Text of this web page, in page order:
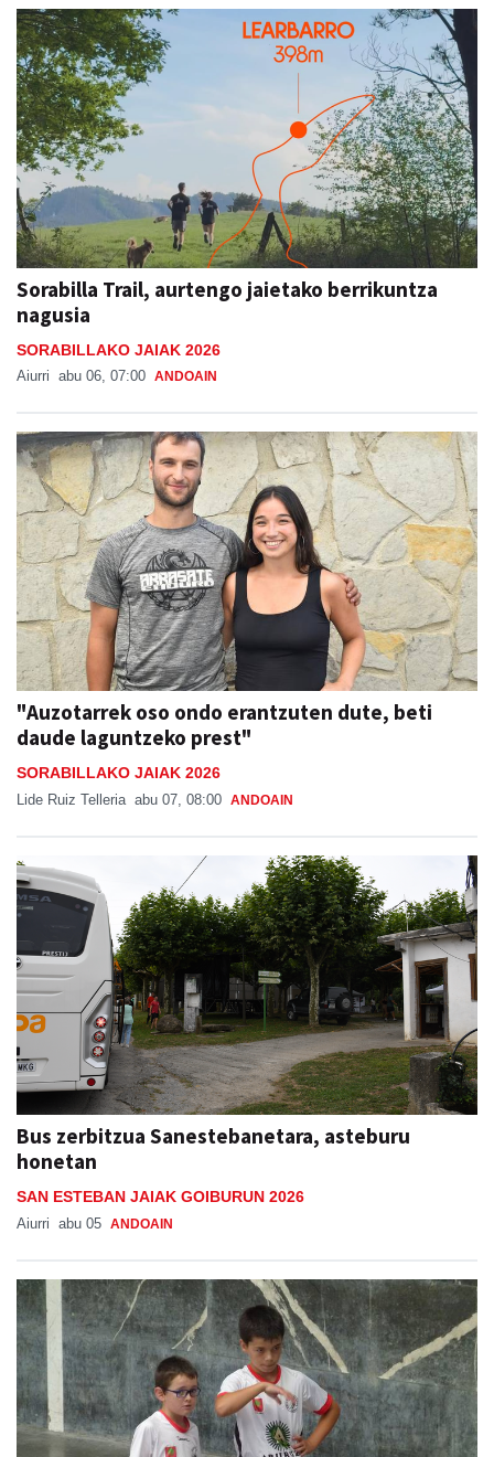
Sorabilla Trail, aurtengo jaietako berrikuntza
nagusia
SORABILLAKO JAIAK 2026
Aiurri abu 06, 07:00 ANDOAIN
"Auzotarrek oso ondo erantzuten dute, beti
daude laguntzeko prest"
SORABILLAKO JAIAK 2026
Lide Ruiz Telleria abu 07, 08:00 ANDOAIN
Bus zerbitzua Sanestebanetara, asteburu
honetan
SAN ESTEBAN JAIAK GOIBURUN 2026
Aiurri abu 05 ANDOAIN